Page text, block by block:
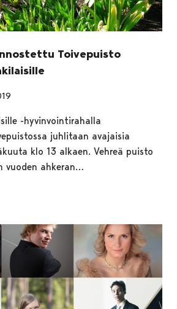
Toivepuisto
-hyvinvointirahalla
juhlitaan avajaisia
klo 13 alkaen. Vehreä puisto
vuoden ahkeran…